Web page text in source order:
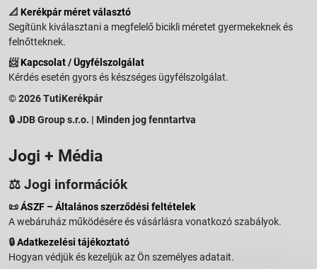
📐 Kerékpár méret választó
Segítünk kiválasztani a megfelelő bicikli méretet gyermekeknek és
felnőtteknek.
📨Kapcsolat / Ügyfélszolgálat
Kérdés esetén gyors és készséges ügyfélszolgálat.
© 2026 TutiKerékpár
🔒 JDB Group s.r.o. | Minden jog fenntartva
Jogi + Média
⚖️ Jogi információk
📜ÁSZF – Általános szerződési feltételek
A webáruház működésére és vásárlásra vonatkozó szabályok.
🔒Adatkezelési tájékoztató
Hogyan védjük és kezeljük az Ön személyes adatait.